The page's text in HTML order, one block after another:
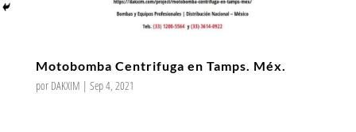
Motobomba Centrifuga en Tamps. Méx.
por DAKXIM | Sep 4, 2021